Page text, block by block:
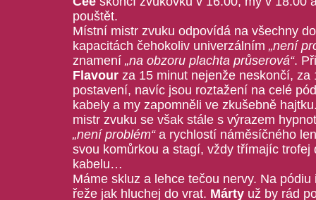
pouštět.
Místní mistr zvuku odpovídá na všechny
kapacitách čehokoliv univerzálním „není
znamení „na obzoru plachta průserová“.
Flavourza 15 minut nejenže neskončí, za
postavení, navíc jsou roztažení na celé
kabely a my zapomněli ve zkušebně
mistr zvuku se však stále s výrazem
„není problém“a rychlostí náměsíčného
svou komůrkou a stagí, vždy třímajíc trofej
kabelu…
Máme skluz a lehce tečou nervy. Na
řeže jak hluchej do vrat. Mártyuž by rád